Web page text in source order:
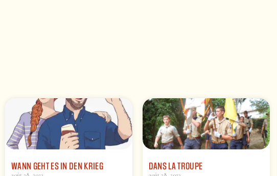
WANN GEHT ES IN DEN KRIEG DANS LA TROUPE